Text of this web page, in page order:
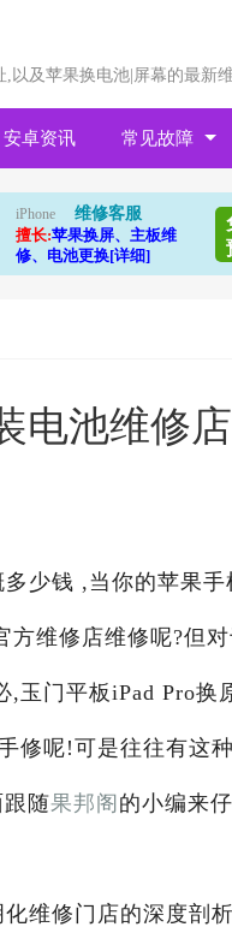
以及苹果换电池|屏幕的最新
安卓资讯 常见故障
iPhone
维修客服
擅长:苹果换屏、主板维
修、电池更换[详细]
电池维修
少钱 ,当你的苹果手
维修店维修呢?但
玉门平板iPad Pro
修呢!可是往往有这
随果邦阁 的小编来
维修门店的深度剖析